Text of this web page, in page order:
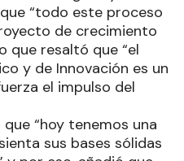
“todo este proceso
de crecimiento
que resaltó que “el
y de Innovación es un
el impulso del
“hoy tenemos una
sus bases sólidas